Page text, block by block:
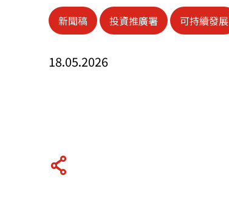
新聞稿 投資推廣署 可持續發展
18.05.2026